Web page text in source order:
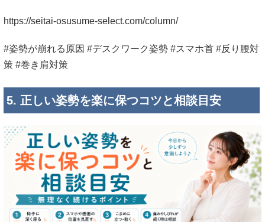
https://seitai-osusume-select.com/column/
#姿勢が崩れる原因 #デスクワーク姿勢 #スマホ首 #反り腰対
策 #巻き肩対策
5. 正しい姿勢を楽に保つコツと相談目安